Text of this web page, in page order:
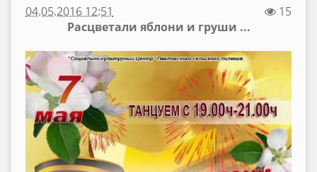
04.05.2016 12:51
15
Расцветали яблони и груши ...